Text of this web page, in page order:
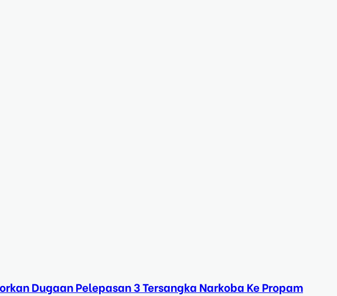
Dugaan Pelepasan 3 Tersangka Narkoba Ke Propam